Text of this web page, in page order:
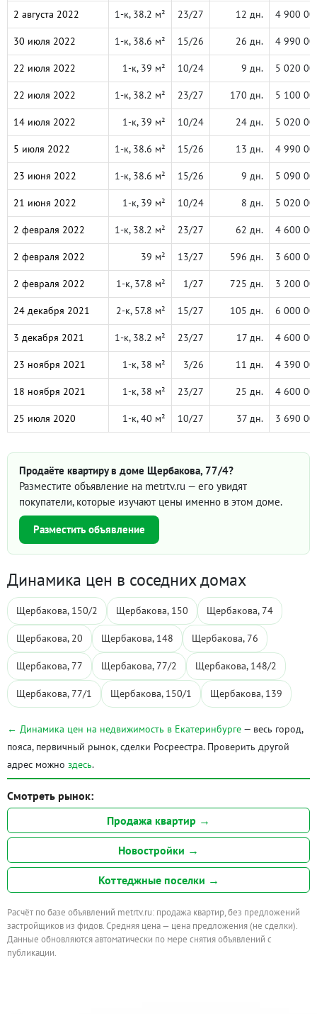
2 августа 2022 1-к, 38.2 м² 23/27 12 дн. 4 900
30 июля 2022 1-к, 38.6 м² 15/26 26 дн. 4 990
22 июля 2022 1-к, 39 м² 10/24 9 дн. 5 020
22 июля 2022 1-к, 38.2 м² 23/27 170 дн. 5 100
14 июля 2022 1-к, 39 м² 10/24 24 дн. 5 020
5 июля 2022 1-к, 38.6 м² 15/26 13 дн. 4 990
23 июня 2022 1-к, 38.6 м² 15/26 9 дн. 5 090
21 июня 2022 1-к, 39 м² 10/24 8 дн. 5 020
2 февраля 2022 1-к, 38.2 м² 23/27 62 дн. 4 600
2 февраля 2022 39 м² 13/27 596 дн. 3 600
2 февраля 2022 1-к, 37.8 м² 1/27 725 дн. 3 200
24 декабря 2021 2-к, 57.8 м² 15/27 105 дн. 6 000
3 декабря 2021 1-к, 38.2 м² 23/27 17 дн. 4 600
23 ноября 2021 1-к, 38 м² 3/26 11 дн. 4 390
18 ноября 2021 1-к, 38 м² 23/27 25 дн. 4 600
25 июля 2020 1-к, 40 м² 10/27 37 дн. 3 690
Продаёте квартиру в доме Щербакова, 77/4?
Разместите объявление на metrtv.ru — его увидят
покупатели, которые изучают цены именно в этом доме.
Разместить объявление
Динамика цен в соседних домах
Щербакова, 150/2 Щербакова, 150 Щербакова, 74
Щербакова, 20 Щербакова, 148 Щербакова, 76
Щербакова, 77 Щербакова, 77/2 Щербакова, 148/2
Щербакова, 77/1 Щербакова, 150/1 Щербакова, 139
← Динамика цен на недвижимость в Екатеринбурге — весь город,
пояса, первичный рынок, сделки Росреестра. Проверить другой
адрес можно здесь.
Смотреть рынок:
Продажа квартир →
Новостройки →
Коттеджные поселки →
Расчёт по базе объявлений metrtv.ru: продажа квартир, без предложений
застройщиков из фидов. Средняя цена — цена предложения (не сделки).
Данные обновляются автоматически по мере снятия объявлений с
публикации.